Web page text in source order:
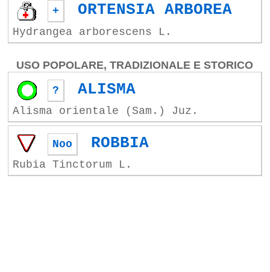
+ ORTENSIA ARBOREA
Hydrangea arborescens L.
USO POPOLARE, TRADIZIONALE E STORICO
? ALISMA
Alisma orientale (Sam.) Juz.
Noo ROBBIA
Rubia Tinctorum L.